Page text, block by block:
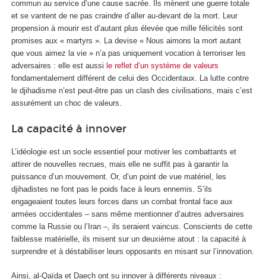
commun au service d’une cause sacrée. Ils mènent une guerre totale
et se vantent de ne pas craindre d’aller au-devant de la mort. Leur
propension à mourir est d’autant plus élevée que mille félicités sont
promises aux « martyrs ». La devise « Nous aimons la mort autant
que vous aimez la vie » n’a pas uniquement vocation à terroriser les
adversaires : elle est aussi le reflet d’un système de valeurs
fondamentalement différent de celui des Occidentaux. La lutte contre
le djihadisme n’est peut-être pas un clash des civilisations, mais c’est
assurément un choc de valeurs.
La capacité à innover
L’idéologie est un socle essentiel pour motiver les combattants et
attirer de nouvelles recrues, mais elle ne suffit pas à garantir la
puissance d’un mouvement. Or, d’un point de vue matériel, les
djihadistes ne font pas le poids face à leurs ennemis. S’ils
engageaient toutes leurs forces dans un combat frontal face aux
armées occidentales – sans même mentionner d’autres adversaires
comme la Russie ou l’Iran –, ils seraient vaincus. Conscients de cette
faiblesse matérielle, ils misent sur un deuxième atout : la capacité à
surprendre et à déstabiliser leurs opposants en misant sur l’innovation.
Ainsi, al-Qaïda et Daech ont su innover à différents niveaux :